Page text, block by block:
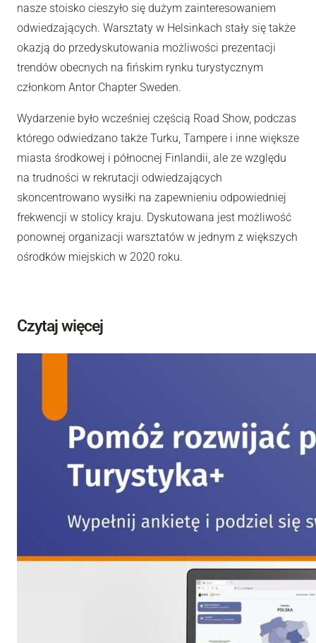
nasze stoisko cieszyło się dużym zainteresowaniem
odwiedzających. Warsztaty w Helsinkach stały się także
okazją do przedyskutowania możliwości prezentacji
trendów obecnych na fińskim rynku turystycznym
członkom Antor Chapter Sweden.
Wydarzenie było wcześniej częścią Road Show, podczas
którego odwiedzano także Turku, Tampere i inne większe
miasta środkowej i północnej Finlandii, ale ze względu
na trudności w rekrutacji odwiedzających
skoncentrowano wysiłki na zapewnieniu odpowiedniej
frekwencji w stolicy kraju. Dyskutowana jest możliwość
ponownej organizacji warsztatów w jednym z większych
ośrodków miejskich w 2020 roku.
Czytaj więcej